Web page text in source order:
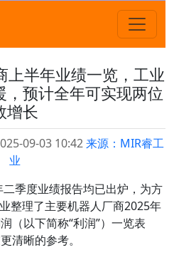
上半年业绩一览，工业
预计全年可实现两位
增长
09-03 10:42来源：MIR睿工
业
季度业绩报告均已出炉，为方
整理了主要机器人厂商2025年
（以下简称“利润”）一览表
清晰的参考。